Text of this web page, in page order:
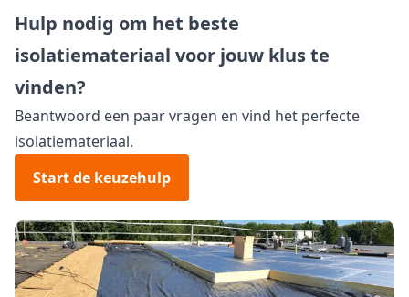
Hulp nodig om het beste
isolatiemateriaal voor jouw klus te
vinden?
Beantwoord een paar vragen en vind het perfecte
isolatiemateriaal.
Start de keuzehulp